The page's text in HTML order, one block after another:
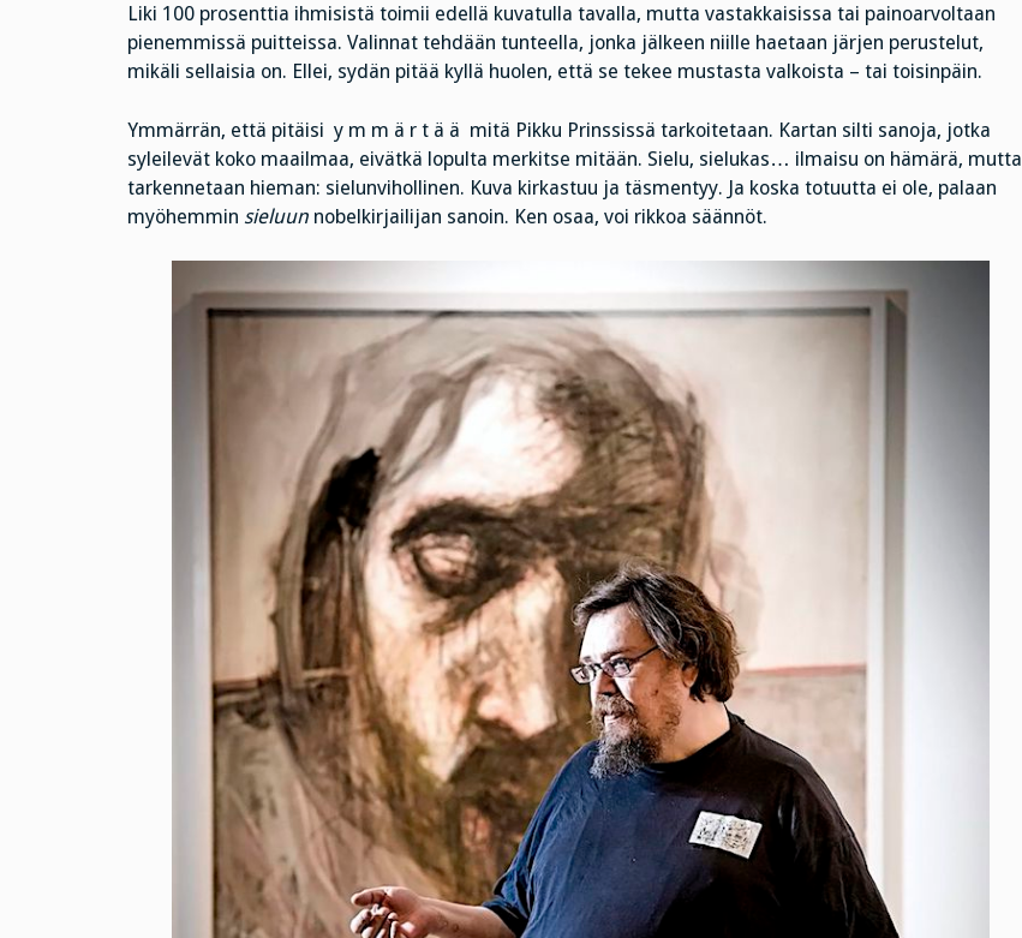
Liki 100 prosenttia ihmisistä toimii edellä kuvatulla tavalla, mutta vastakkaisissa tai painoarvoltaan
pienemmissä puitteissa. Valinnat tehdään tunteella, jonka jälkeen niille haetaan järjen perustelut,
mikäli sellaisia on. Ellei, sydän pitää kyllä huolen, että se tekee mustasta valkoista – tai toisinpäin.
Ymmärrän, että pitäisi y m m ä r t ä ä mitä Pikku Prinssissä tarkoitetaan. Kartan silti sanoja, jotka
syleilevät koko maailmaa, eivätkä lopulta merkitse mitään. Sielu, sielukas… ilmaisu on hämärä, mutta
tarkennetaan hieman: sielunvihollinen. Kuva kirkastuu ja täsmentyy. Ja koska totuutta ei ole, palaan
myöhemmin sieluunnobelkirjailijan sanoin. Ken osaa, voi rikkoa säännöt.